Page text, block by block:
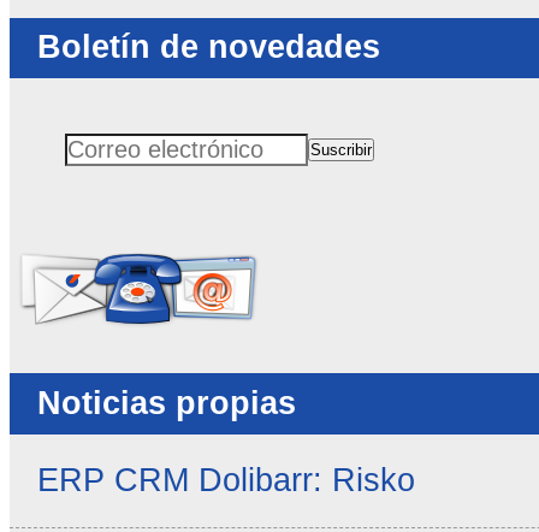
Boletín de novedades
Correo electrónicoSuscribir
Noticias propias
ERP CRM Dolibarr: Risko